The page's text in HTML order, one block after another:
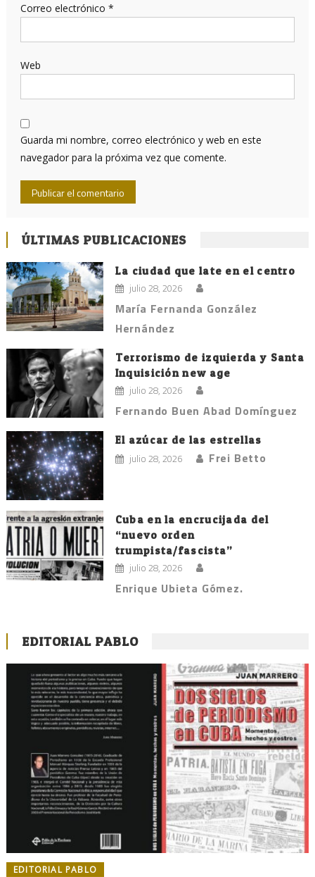
Correo electrónico *
Web
Guarda mi nombre, correo electrónico y web en este
navegador para la próxima vez que comente.
ÚLTIMAS PUBLICACIONES
La ciudad que late en el centro
julio 28, 2026
María Fernanda González
Hernández
Terrorismo de izquierda y Santa
Inquisición new age
julio 28, 2026
Fernando Buen Abad Domínguez
El azúcar de las estrellas
julio 28, 2026 Frei Betto
Cuba en la encrucijada del
“nuevo orden
trumpista/fascista”
julio 28, 2026
Enrique Ubieta Gómez.
EDITORIAL PABLO
EDITORIAL PABLO